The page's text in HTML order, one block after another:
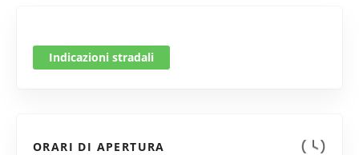
Indicazioni stradali
ORARI DI APERTURA